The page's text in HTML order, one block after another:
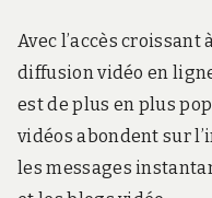
Avec l’accès
diffusion vidéo en
est de plus en plus
vidéos abondent sur
les messages